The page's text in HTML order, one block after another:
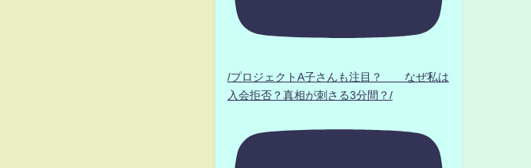
/プロジェクトA子さんも注目？ なぜ私は
入会拒否？真相が刺さる3分間？/